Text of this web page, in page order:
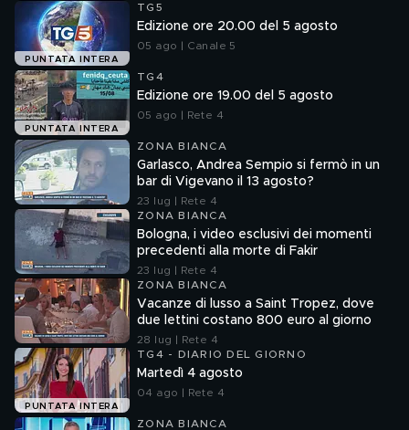
PUNTATA INTERA
TG5
Edizione ore 20.00 del 5 agosto
05 ago | Canale 5
PUNTATA INTERA
TG4
Edizione ore 19.00 del 5 agosto
05 ago | Rete 4
ZONA BIANCA
Garlasco, Andrea Sempio si fermò in un
bar di Vigevano il 13 agosto?
23 lug | Rete 4
ZONA BIANCA
Bologna, i video esclusivi dei momenti
precedenti alla morte di Fakir
23 lug | Rete 4
ZONA BIANCA
Vacanze di lusso a Saint Tropez, dove
due lettini costano 800 euro al giorno
28 lug | Rete 4
PUNTATA INTERA
TG4 - DIARIO DEL GIORNO
Martedì 4 agosto
04 ago | Rete 4
ZONA BIANCA